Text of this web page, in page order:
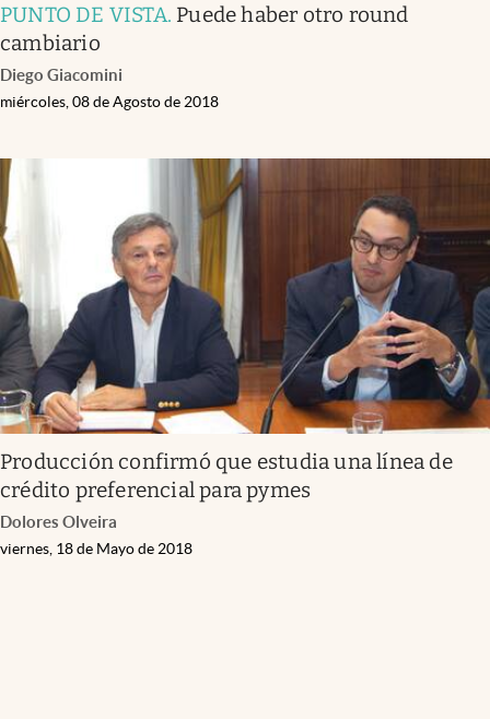
PUNTO DE VISTA. Puede haber otro round
cambiario
Diego Giacomini
miércoles, 08 de Agosto de 2018
Producción confirmó que estudia una línea de
crédito preferencial para pymes
Dolores Olveira
viernes, 18 de Mayo de 2018